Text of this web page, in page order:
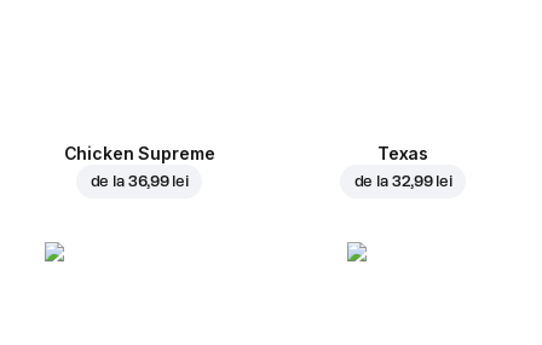
Chicken Supreme
de la 36,99 lei
Texas
de la 32,99 lei